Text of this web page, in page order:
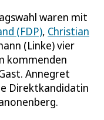
waren mit
(FDP), Christian
(Linke) vier
kommenden
Annegret
Direktkandidatin